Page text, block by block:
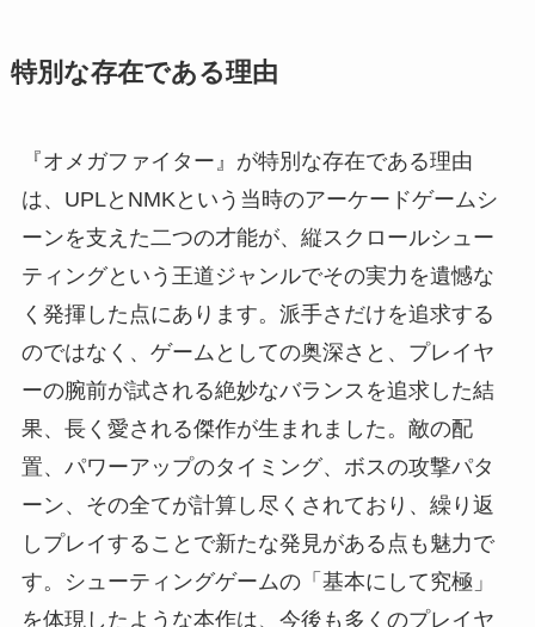
特別な存在である理由
『オメガファイター』が特別な存在である理由
は、UPLとNMKという当時のアーケードゲームシ
ーンを支えた二つの才能が、縦スクロールシュー
ティングという王道ジャンルでその実力を遺憾な
く発揮した点にあります。派手さだけを追求する
のではなく、ゲームとしての奥深さと、プレイヤ
ーの腕前が試される絶妙なバランスを追求した結
果、長く愛される傑作が生まれました。敵の配
置、パワーアップのタイミング、ボスの攻撃パタ
ーン、その全てが計算し尽くされており、繰り返
しプレイすることで新たな発見がある点も魅力で
す。シューティングゲームの「基本にして究極」
を体現したような本作は、今後も多くのプレイヤ